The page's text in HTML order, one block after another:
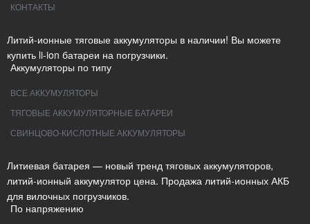
КОНТАКТЫ
Литий-ионные тяговые аккумуляторы в наличии! Вы можете
купить li-ion батареи на погрузчики.
Аккумуляторы по типу
ВСЕ АККУМУЛЯТОРЫ
ТЯГОВЫЕ АККУМУЛЯТОРНЫЕ БАТАРЕИ
СВИНЦОВО-КИСЛОТНЫЕ АККУМУЛЯТОРЫ
Литиевая батарея — новый тренд тяговых аккумуляторов,
литий-ионный аккумулятор цена. Продажа литий-ионных АКБ
для вилочных погрузчиков.
По напряжению